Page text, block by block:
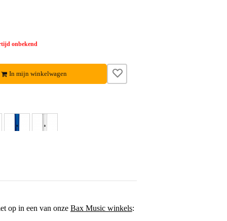
onbekend
In mijn winkelwagen
op in een van onze Bax Music winkels: